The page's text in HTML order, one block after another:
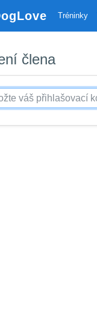
Tréninky
člena